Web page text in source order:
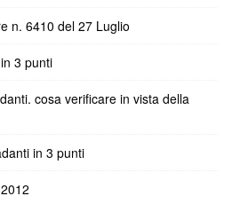
n. 6410 del 27 Luglio
3 punti
cosa verificare in vista della
in 3 punti